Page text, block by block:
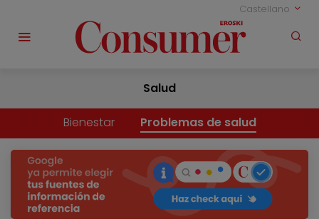
Castellano
Salud
Bienestar Problemas de salud